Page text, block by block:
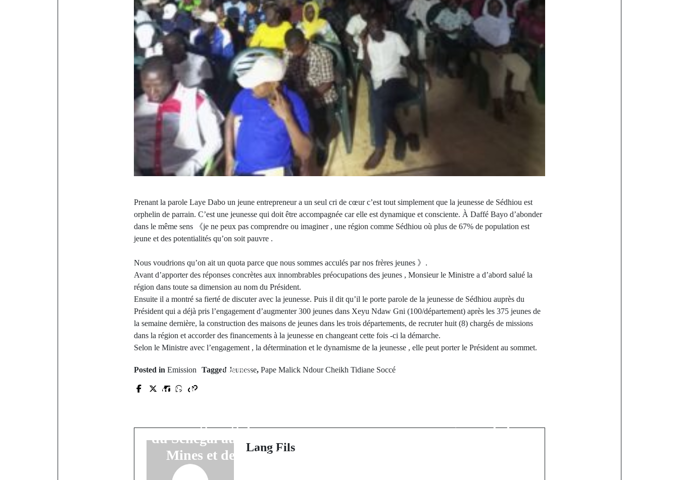
Prenant la parole Laye Dabo un jeune entrepreneur a un seul cri de cœur c’est tout simplement que la jeunesse de Sédhiou est
orphelin de parrain. C’est une jeunesse qui doit être accompagnée car elle est dynamique et consciente. À Daffé Bayo d’abonder
dans le même sens 《je ne peux pas comprendre ou imaginer , une région comme Sédhiou où plus de 67% de population est
jeune et des potentialités qu’on soit pauvre .
Nous voudrions qu’on ait un quota parce que nous sommes acculés par nos frères jeunes 》.
Avant d’apporter des réponses concrètes aux innombrables préocupations des jeunes , Monsieur le Ministre a d’abord salué la
région dans toute sa dimension au nom du Président.
Ensuite il a montré sa fierté de discuter avec la jeunesse. Puis il dit qu’il le porte parole de la jeunesse de Sédhiou auprès du
Président qui a déjà pris l’engagement d’augmenter 300 jeunes dans Xeyu Ndaw Gni (100/département) après les 375 jeunes de
la semaine dernière, la construction des maisons de jeunes dans les trois départements, de recruter huit (8) chargés de missions
dans la région et accorder des financements à la jeunesse en changeant cette fois -ci la démarche.
Selon le Ministre avec l’engagement , la détermination et le dynamisme de la jeunesse , elle peut porter le Président au sommet.
Posted in Emission Tagged Jeunesse, Pape Malick Ndour Cheikh Tidiane Soccé
Prev Post
Bounkiling :Malang Seyni
du Sénégal au Ministère des
Mines et de la Géologie
pouvoir, vainqueur de la
Lang Fils